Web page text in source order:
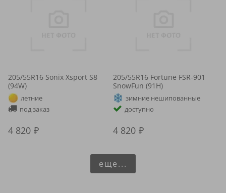
205/55R16 Sonix Xsport S8
(94W)
летние
под заказ
4 820
205/55R16 Fortune FSR-901
SnowFun (91H)
зимние нешипованные
доступно
4 820
еще...